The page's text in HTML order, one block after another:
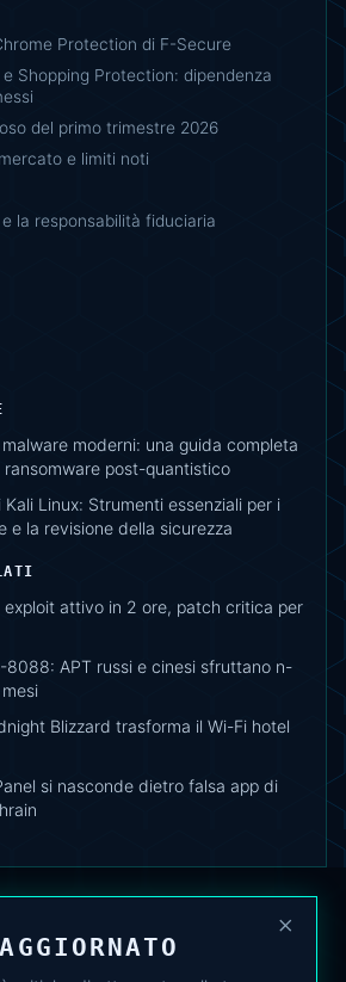
Protection di F-Secure
Shopping Protection: dipendenza
del primo trimestre 2026
e limiti noti
la responsabilità fiduciaria
moderni: una guida completa
post-quantistico
Linux: Strumenti essenziali per i
e la revisione della sicurezza
exploit attivo in 2 ore, patch critica per
8088: APT russi e cinesi sfruttano n-
Blizzard trasforma il Wi-Fi hotel
si nasconde dietro falsa app di
×